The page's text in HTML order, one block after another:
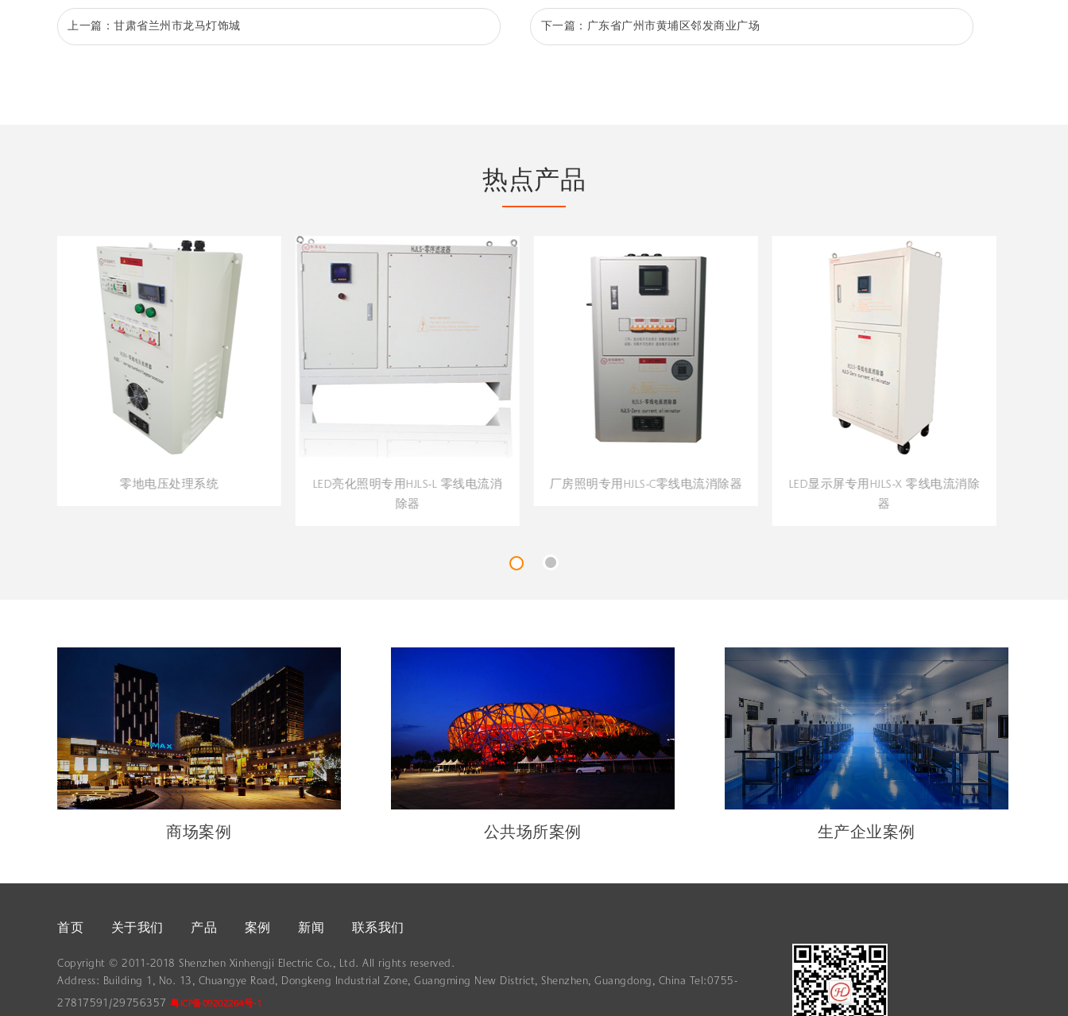
上一篇：甘肃省兰州市龙马灯饰城 下一篇： 广东省广州市黄埔区邻发商业广场
热点产品
LED亮化照明专用HJLS-L 零线电流消
厂房照明专用HJLS-C零线电流消除器
LED显示屏专用HJLS-X 零线电流消除
电池充电分容专用HJLS-D 零
商场案例 公共场所案例 生产企业案例
首页 关于我们 产品 案例 新闻 联系我们
Copyright © 2011-2018 Shenzhen Xinhengji Electric Co., Ltd. All rights reserved.
Address: Building 1, No. 13, Chuangye Road, Dongkeng Industrial Zone, Guangming New District, Shenzhen, Guangdong, China Tel:0755-
27817591/29756357 粤ICP备09202264号-1